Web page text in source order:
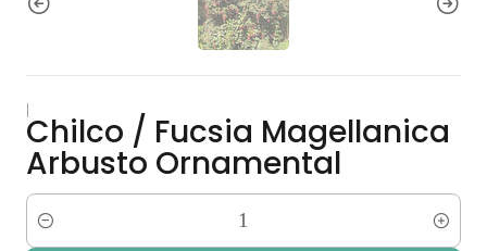
Chilco / Fucsia Magellanica
Arbusto Ornamental
Cantidad